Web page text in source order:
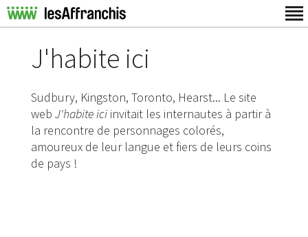
J'habite ici
Sudbury, Kingston, Toronto, Hearst... Le site
web J'habite ici invitait les internautes à partir à
la rencontre de personnages colorés,
amoureux de leur langue et fiers de leurs coins
de pays !